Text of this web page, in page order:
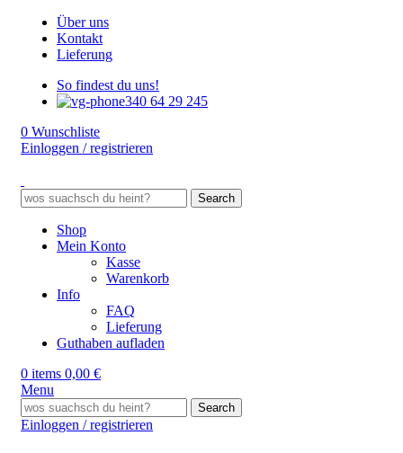
Über uns
Kontakt
Lieferung
So findest du uns!
340 64 29 245
0 Wunschliste
Einloggen / registrieren
Search
Shop
Mein Konto
Kasse
Warenkorb
Info
FAQ
Lieferung
Guthaben aufladen
0 items 0,00 €
Menu
Search
Einloggen / registrieren